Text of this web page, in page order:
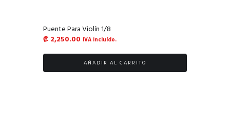
Puente Para Violín 1/8
₡ 2,250.00 IVA incluído.
AÑADIR AL CARRITO